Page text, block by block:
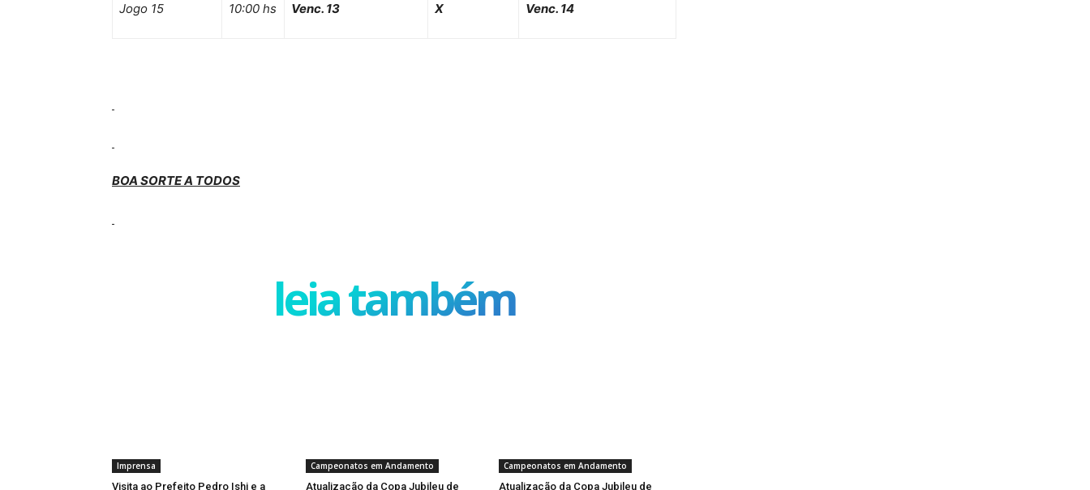
Jogo 15 10:00 hs Venc. 13 X Venc. 14
BOA SORTE A TODOS
leia também
Imprensa
Visita ao Prefeito Pedro Ishi e a
Campeonatos em Andamento
Atualização da Copa Jubileu de
Campeonatos em Andamento
Atualização da Copa Jubileu de